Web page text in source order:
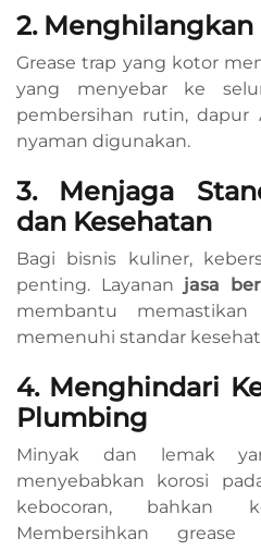
2. Menghilangkan
Grease trap yang kotor
yang menyebar ke
pembersihan rutin,
nyaman digunakan.
3. Menjaga
dan Kesehatan
Bagi bisnis kuliner,
penting. Layanan jasa
membantu
memenuhi standar
4. Menghindari
Plumbing
Minyak dan lemak
menyebabkan korosi
kebocoran, bahkan
Membersihkan